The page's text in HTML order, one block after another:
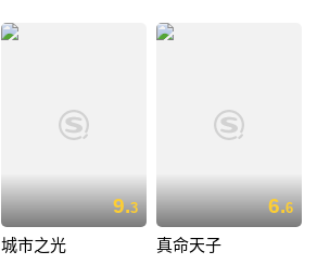
9.3
城市之光
6.6
真命天子